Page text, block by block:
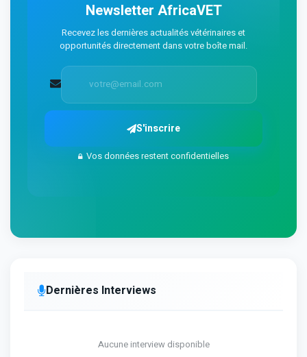
Newsletter AfricaVET
Recevez les dernières actualités vétérinaires et
opportunités directement dans votre boîte mail.
S'inscrire
Vos données restent confidentielles
Dernières Interviews
Aucune interview disponible